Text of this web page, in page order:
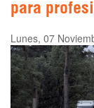
para
Lunes, 07